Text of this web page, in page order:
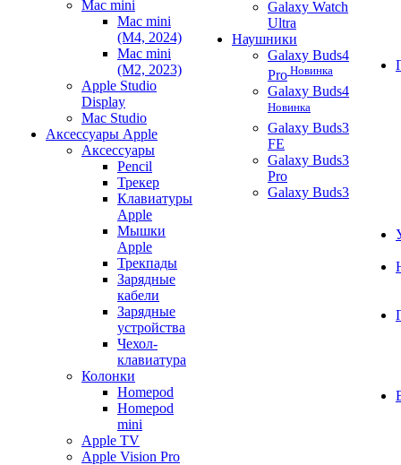
Mac mini
Mac mini
(M4, 2024)
Mac mini
(M2, 2023)
Apple Studio
Display
Mac Studio
Аксессуары Apple
Аксессуары
Pencil
Трекер
Клавиатуры
Apple
Мышки
Apple
Трекпады
Зарядные
кабели
Зарядные
устройства
Чехол-
клавиатура
Колонки
Homepod
Homepod
mini
Apple TV
Apple Vision Pro
Galaxy Watch
Ultra
Наушники
Galaxy Buds4
Pro Новинка
Galaxy Buds4
Новинка
Galaxy Buds3
FE
Galaxy Buds3
Pro
Galaxy Buds3